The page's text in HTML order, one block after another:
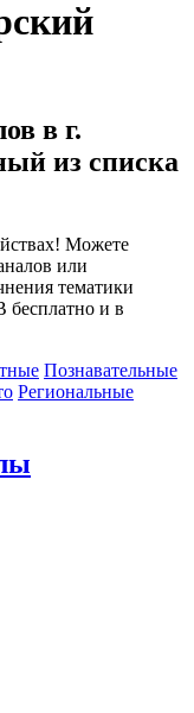
в г.
из списка
Можете
или
тематики
и в
Познавательные
Региональные